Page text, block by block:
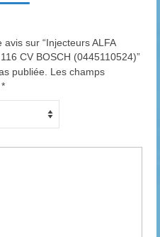
sur “Injecteurs ALFA
CV BOSCH (0445110524)”
publiée.
Les champs
*